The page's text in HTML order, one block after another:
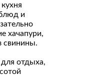
и
хачапури,
свинины.
отдыха,